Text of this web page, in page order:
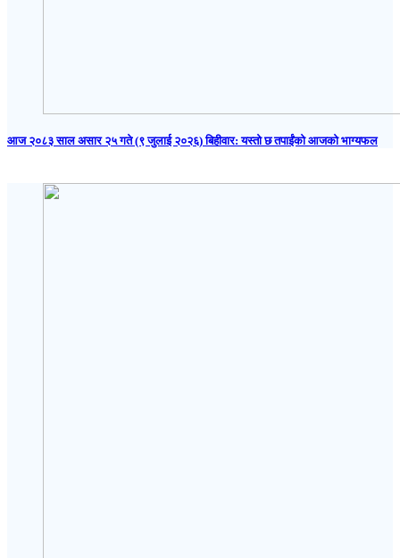
आज २०८३ साल असार २५ गते (९ जुलाई २०२६) बिहीवार: यस्तो छ तपाईंको आजको भाग्यफल